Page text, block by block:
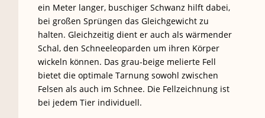
ein Meter langer, buschiger Schwanz hilft dabei,
bei großen Sprüngen das Gleichgewicht zu
halten. Gleichzeitig dient er auch als wärmender
Schal, den Schneeleoparden um ihren Körper
wickeln können. Das grau-beige melierte Fell
bietet die optimale Tarnung sowohl zwischen
Felsen als auch im Schnee. Die Fellzeichnung ist
bei jedem Tier individuell.